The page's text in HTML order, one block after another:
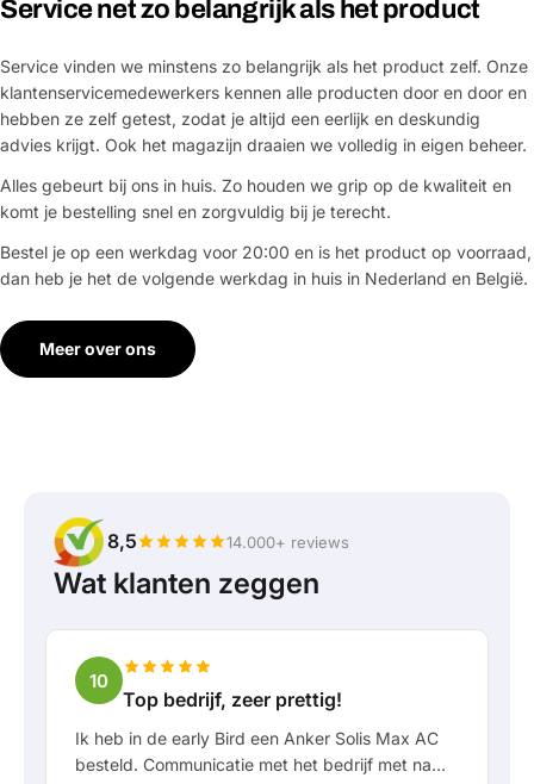
Service net zo belangrijk als het product
Service vinden we minstens zo belangrijk als het product zelf. Onze
klantenservicemedewerkers kennen alle producten door en door en
hebben ze zelf getest, zodat je altijd een eerlijk en deskundig
advies krijgt. Ook het magazijn draaien we volledig in eigen beheer.
Alles gebeurt bij ons in huis. Zo houden we grip op de kwaliteit en
komt je bestelling snel en zorgvuldig bij je terecht.
Bestel je op een werkdag voor 20:00 en is het product op voorraad,
dan heb je het de volgende werkdag in huis in Nederland en België.
Meer over ons
8,5 14.000+ reviews
Wat klanten zeggen
10
Top bedrijf, zeer prettig!
Ik heb in de early Bird een Anker Solis Max AC
besteld. Communicatie met het bedrijf met name